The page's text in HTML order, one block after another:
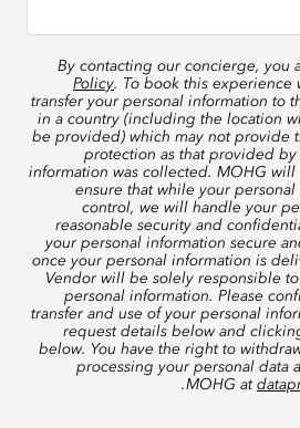
By contacting our concierge, you
Policy. To book this experience
transfer your personal information to
in a country (including the location
be provided) which may not provide
protection as that provided
information was collected. MOHG will
ensure that while your
control, we will handle your
reasonable security and
your personal information secure
once your personal information is
Vendor will be solely responsible
personal information. Please
transfer and use of your personal
request details below and
below. You have the right to
processing your personal data
MOHG at
.